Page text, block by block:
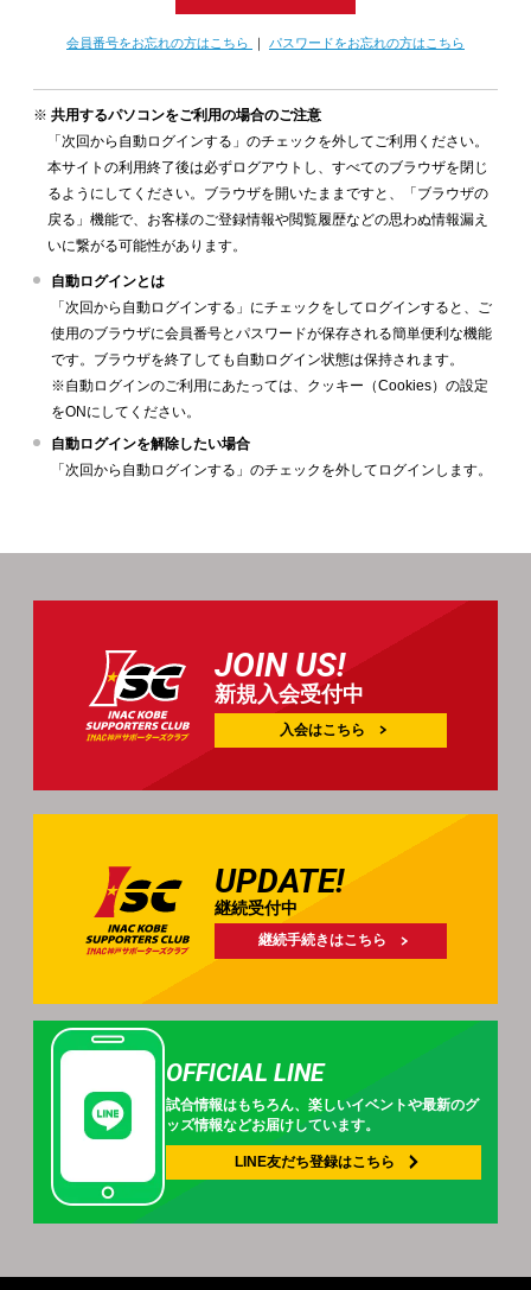
会員番号をお忘れの方はこちら パスワードをお忘れの方はこちら
共用するパソコンをご利用の場合のご注意
「次回から自動ログインする」のチェックを外してご利用ください。
本サイトの利用終了後は必ずログアウトし、すべてのブラウザを閉じ
るようにしてください。ブラウザを開いたままですと、「ブラウザの
戻る」機能で、お客様のご登録情報や閲覧履歴などの思わぬ情報漏え
いに繋がる可能性があります。
自動ログインとは
「次回から自動ログインする」にチェックをしてログインすると、ご
使用のブラウザに会員番号とパスワードが保存される簡単便利な機能
です。ブラウザを終了しても自動ログイン状態は保持されます。
※自動ログインのご利用にあたっては、クッキー（Cookies）の設定
をONにしてください。
自動ログインを解除したい場合
「次回から自動ログインする」のチェックを外してログインします。
JOIN US!
新規入会受付中
入会はこちら
UPDATE!
継続受付中
継続手続きはこちら
OFFICIAL LINE
試合情報はもちろん、楽しいイベントや最新のグ
ッズ情報などお届けしています。
LINE友だち登録はこちら